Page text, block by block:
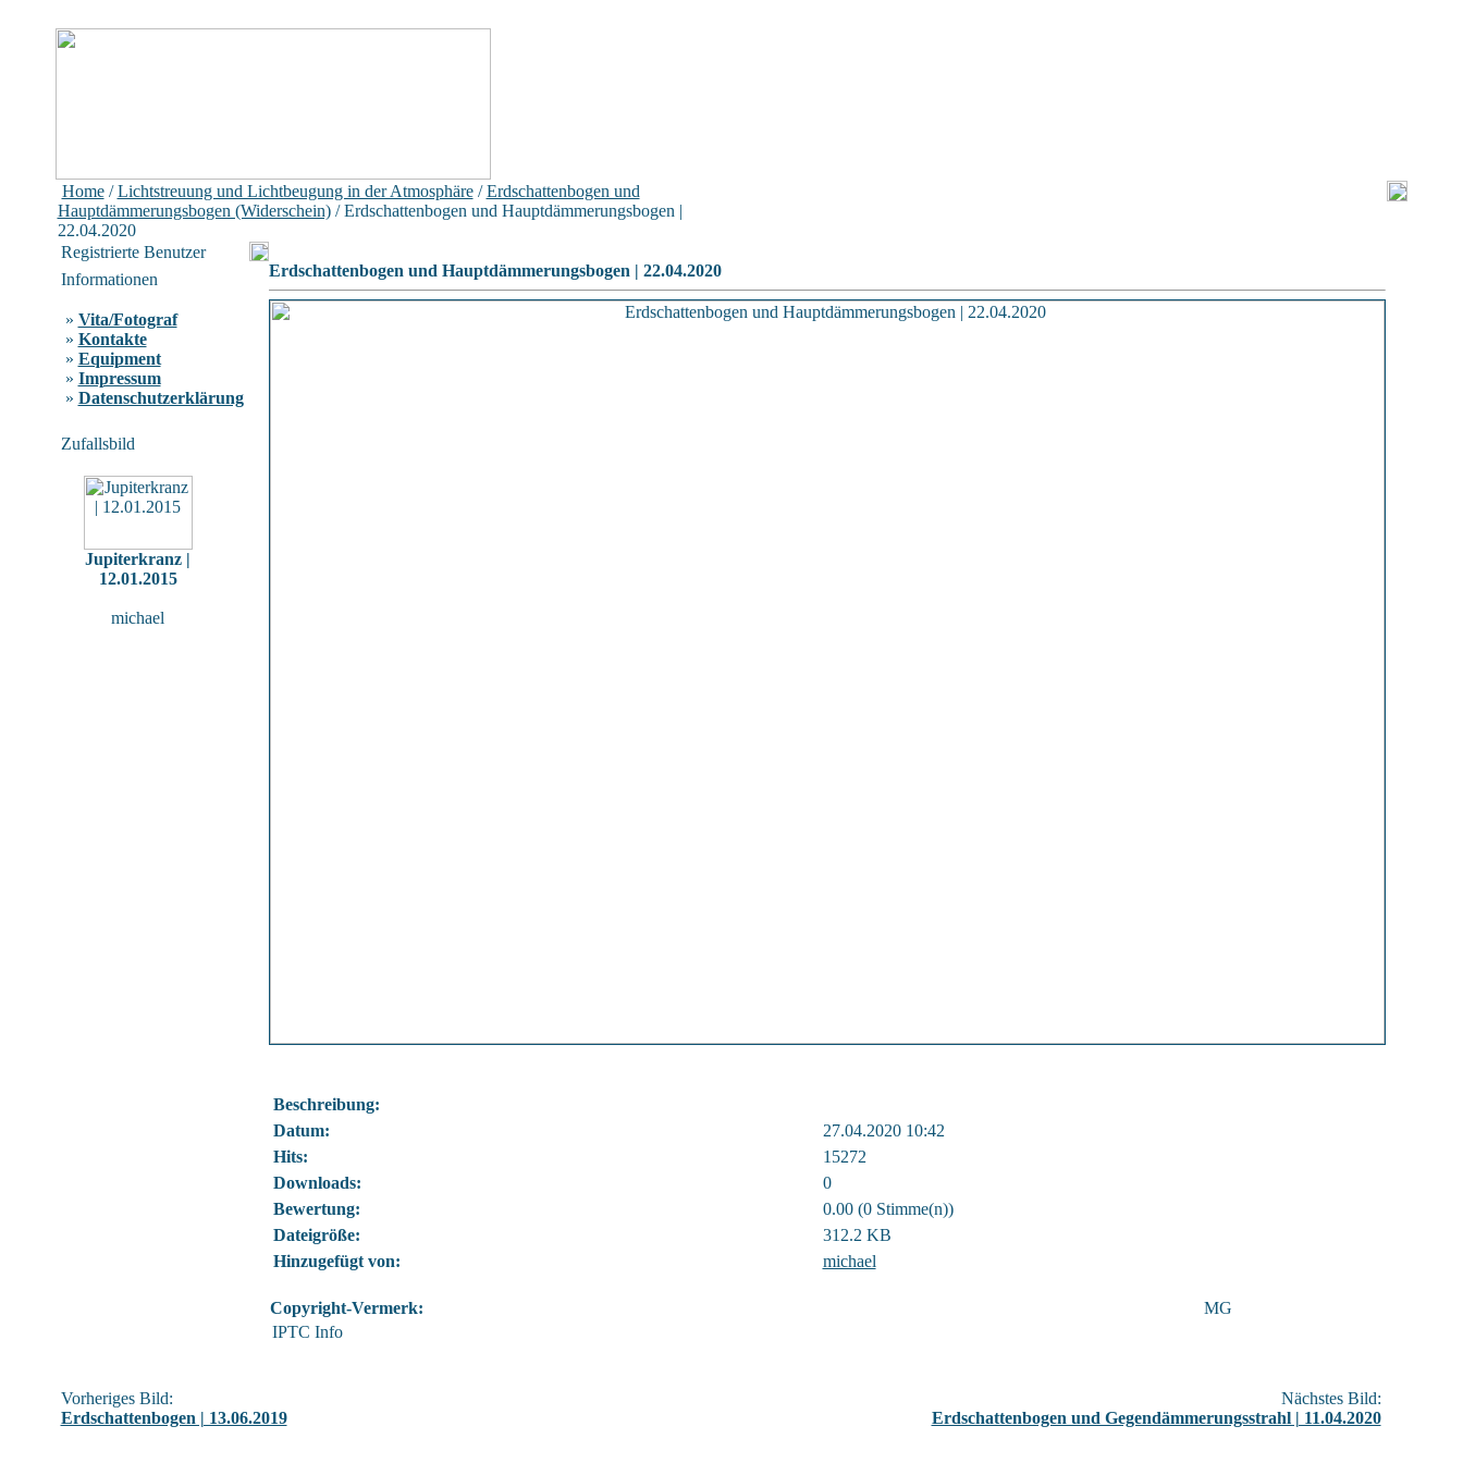
Home/Lichtstreuung und Lichtbeugung in der Atmosphäre/Erdschattenbogen und
Hauptdämmerungsbogen (Widerschein)/ Erdschattenbogen und Hauptdämmerungsbogen |
22.04.2020
Registrierte Benutzer
Informationen
» Vita/Fotograf
» Kontakte
» Equipment
» Impressum
» Datenschutzerklärung
Zufallsbild
Jupiterkranz |
12.01.2015
michael
Erdschattenbogen und Hauptdämmerungsbogen | 22.04.2020
Beschreibung:
Datum:
27.04.2020 10:42
Hits:
15272
Downloads:
0
Bewertung:
0.00 (0 Stimme(n))
Dateigröße:
312.2 KB
Hinzugefügt von:
michael
Copyright-Vermerk:
MG
IPTC Info
Vorheriges Bild:
Erdschattenbogen | 13.06.2019
Nächstes Bild:
Erdschattenbogen und Gegendämmerungsstrahl | 11.04.2020